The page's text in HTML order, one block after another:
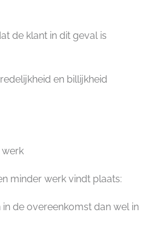
de klant in dit geval is
en billijkheid
werk
minder werk vindt plaats:
de overeenkomst dan wel in